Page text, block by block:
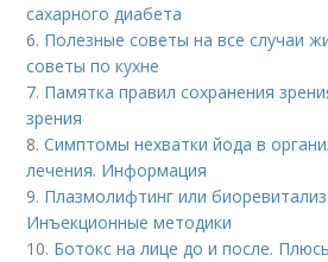
сахарного диабета
6. Полезные советы на все случаи
советы по кухне
7. Памятка правил сохранения
зрения
8.Симптомы нехватки йода в
лечения. Информация
9. Плазмолифтинг или
Инъекционные методики
10. Ботокс на лице до и после.